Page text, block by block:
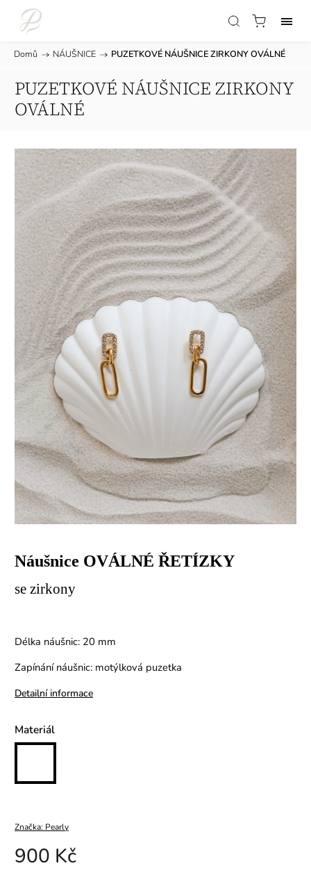
Domů / NÁUŠNICE / PUZETKOVÉ NÁUŠNICE ZIRKONY OVÁLNÉ
PUZETKOVÉ NÁUŠNICE ZIRKONY
OVÁLNÉ
Náušnice OVÁLNÉ ŘETÍZKY
se zirkony
Délka náušnic: 20 mm
Zapínání náušnic: motýlková puzetka
Detailní informace
Materiál
Značka: Pearly
900 Kč